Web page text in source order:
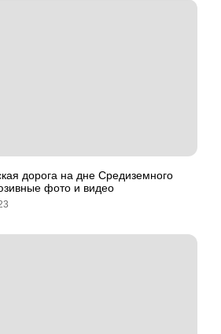
дорога на дне Средиземного
фото и видео